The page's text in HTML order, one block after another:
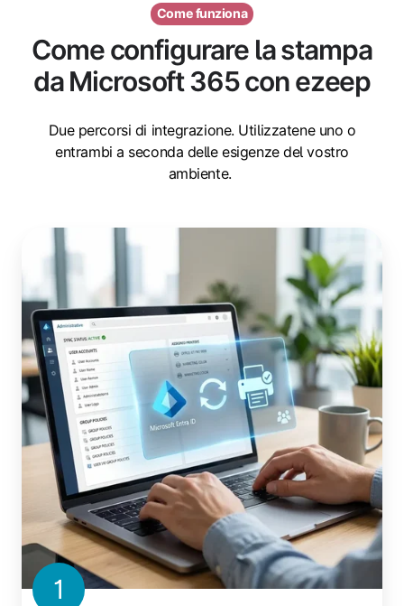
Come funziona
Come configurare la stampa
da Microsoft 365 con ezeep
Due percorsi di integrazione. Utilizzatene uno o
entrambi a seconda delle esigenze del vostro
ambiente.
1